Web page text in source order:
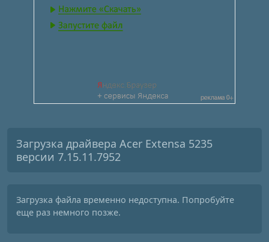
Загрузка драйвера Acer Extensa 5235
версии 7.15.11.7952
Загрузка файла временно недоступна. Попробуйте
еще раз немного позже.